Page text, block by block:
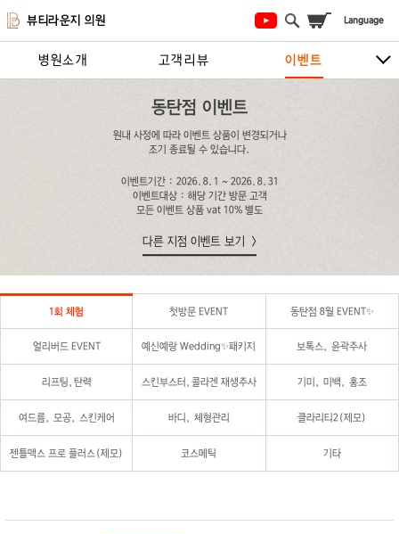
뷰티라운지 의원
병원소개 고객리뷰 이벤트
지점안내
동탄점 이벤트
이벤트기간 : 2026.8.1 ~ 2026.8.31
이벤트대상 : 해당 기간 방문 고객
원내 사정에 따라 이벤트 상품이 변경되거나
조기 종료될 수 있습니다.
모든 이벤트 상품 vat 10% 별도
다른 지점 이벤트 보기
1회 체험 첫방문 EVENT 동탄점 8월 EVENT✨
얼리버드 EVENT 예신예랑 Wedding✨패키지 보톡스, 윤곽주사
리프팅,탄력 스킨부스터,콜라겐 재생주사 기미, 미백, 홍조
여드름, 모공, 스킨케어 바디, 체형관리 클라리티2(제모)
젠틀맥스 프로 플러스(제모) 코스메틱 기타